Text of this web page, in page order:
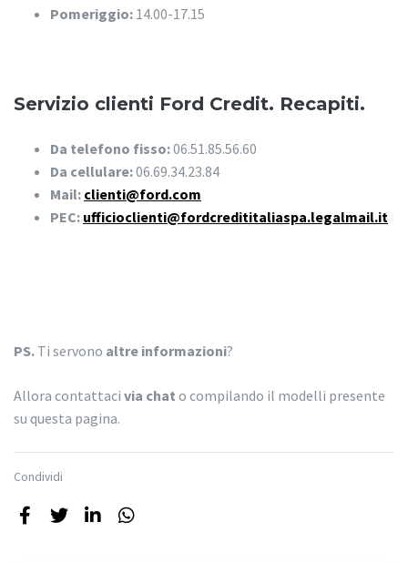
Pomeriggio: 14.00-17.15
Servizio clienti Ford Credit. Recapiti.
Da telefono fisso:06.51.85.56.60
Da cellulare:06.69.34.23.84
Mail: clienti@ford.com
PEC: ufficioclienti@fordcredititaliaspa.legalmail.it
PS. Ti servono altre informazioni?
Allora contattaci via chat o compilando il modelli presente
su questa pagina.
Condividi